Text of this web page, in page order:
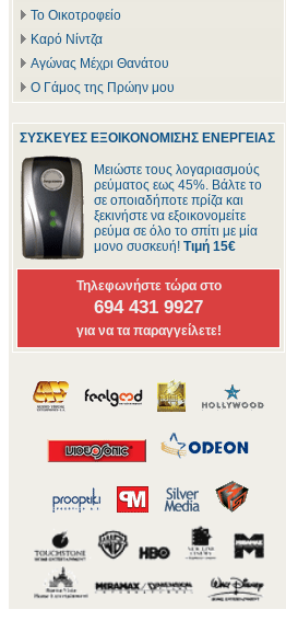
Το Οικοτροφείο
Καρό Νίντζα
Αγώνας Μέχρι Θανάτου
Ο Γάμος της Πρώην μου
ΣΥΣΚΕΥΕΣ ΕΞΟΙΚΟΝΟΜΙΣΗΣ ΕΝΕΡΓΕΙΑΣ
Μειώστε τους λογαριασμούς
ρεύματος εως 45%. Βάλτε το
σε οποιαδήποτε πρίζα και
ξεκινήστε να εξοικονομείτε
ρεύμα σε όλο το σπίτι με μία
μονο συσκευή! Τιμή 15€
Τηλεφωνήστε τώρα στο
694 431 9927
για να τα παραγγείλετε!